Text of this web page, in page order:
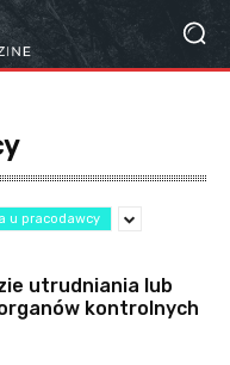
u pracodawcy
utrudniania lub
kontrolnych